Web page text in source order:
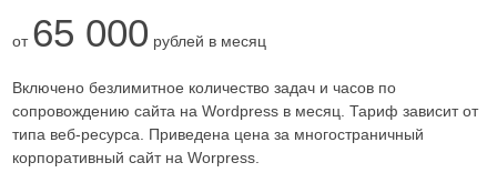
от 65 000 рублей в месяц
Включено безлимитное количество задач и часов по
сопровождению сайта на Wordpress в месяц. Тариф зависит от
типа веб-ресурса. Приведена цена за многостраничный
корпоративный сайт на Worpress.